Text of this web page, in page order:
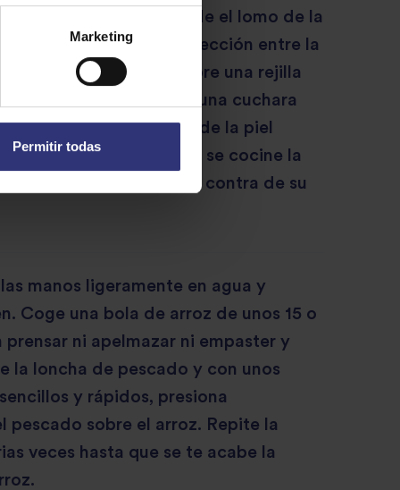
Marketing
Permitir todas
un cuchillo afilado, divde el lomo de la
despreciando la intersección entre la
otro lomo. Colócala sobre una rejilla
aceite al máximo y con una cuchara
pescado por la parte de la piel
par de veces hasta que se cocine la
lonchas de pescado a contra de su
manos ligeramente en agua y
Coge una bola de arroz de unos 15 o
prensar ni apelmazar ni empaster y
la loncha de pescado y con unos
y rápidos, presiona
pescado sobre el arroz. Repite la
veces hasta que se te acabe la